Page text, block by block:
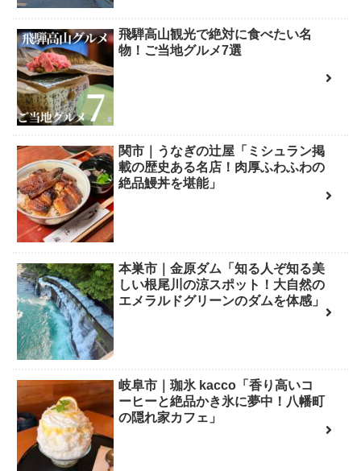
飛騨高山観光で絶対に食べたい名
物！ご当地グルメ7選
関市｜うなぎの辻屋「ミシュラン掲
載の歴史ある名店！肉厚ふわふわの
絶品鰻丼を堪能」
本巣市｜金原ダム「知る人ぞ知る美
しい根尾川の涼スポット！大自然の
エメラルドグリーンのダムを体感」
岐阜市｜珈氷 kacco「香り高いコ
ーヒーと絶品かき氷に夢中！八幡町
の隠れ家カフェ」